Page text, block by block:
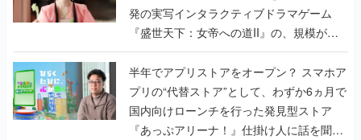
発の実写インタラクティブドラマゲーム
『盛世天下：女帝への道II』の、規模が違
うこだわりをプロデューサーに聞いた
半年でアプリストアをオープン？ スマホア
プリの“代替ストア”として、わずか6ヵ月で
国内向けローンチを行った発見型ストア
『あっぷアリーナ！』仕掛け人に話を聞い